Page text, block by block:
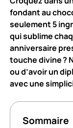
fondant au
seulement 5
qui sublime
anniversaire
touche divine ?
ou d’avoir un
avec une
Sommaire